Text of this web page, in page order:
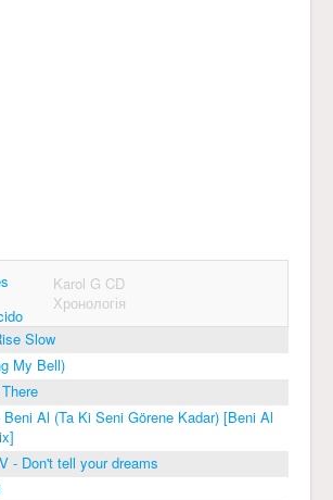
Karol G CD
Хронологія
Slow
My Bell)
Al (Ta Ki Seni Görene Kadar) [Beni Al
- Don't tell your dreams